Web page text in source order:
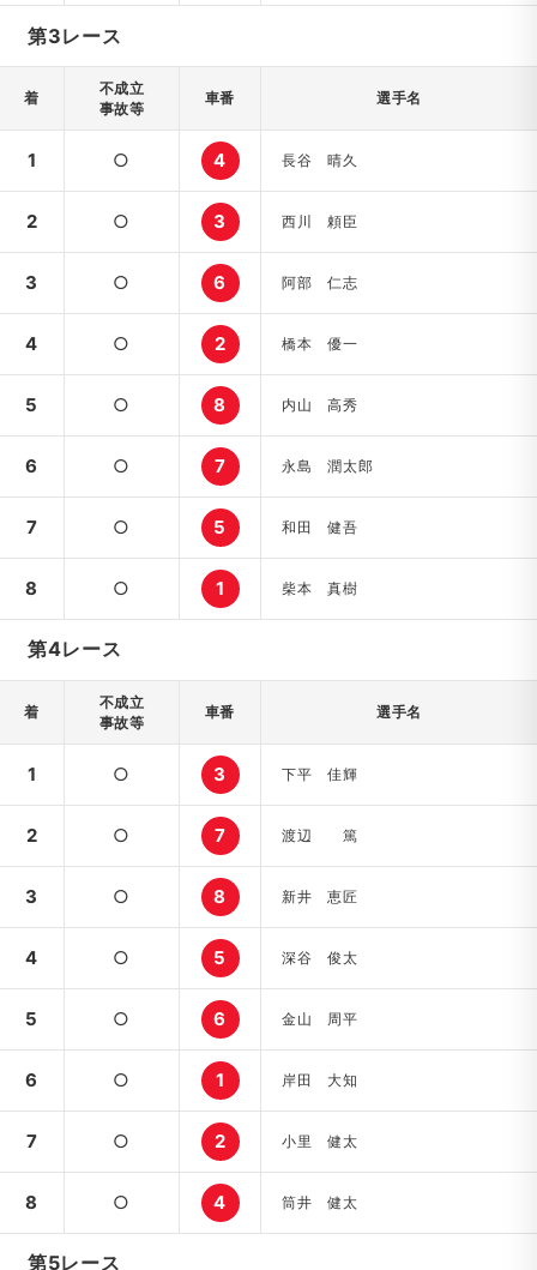
第3レース
着
不成立
事故等
車番 選手名
1 ○ 4 長谷 晴久
2 ○ 3 西川 頼臣
3 ○ 6 阿部 仁志
4 ○ 2 橋本 優一
5 ○ 8 内山 高秀
6 ○ 7 永島 潤太郎
7 ○ 5 和田 健吾
8 ○ 1 柴本 真樹
第4レース
着
不成立
事故等
車番 選手名
1 ○ 3 下平 佳輝
2 ○ 7 渡辺 篤
3 ○ 8 新井 恵匠
4 ○ 5 深谷 俊太
5 ○ 6 金山 周平
6 ○ 1 岸田 大知
7 ○ 2 小里 健太
8 ○ 4 筒井 健太
第5レース